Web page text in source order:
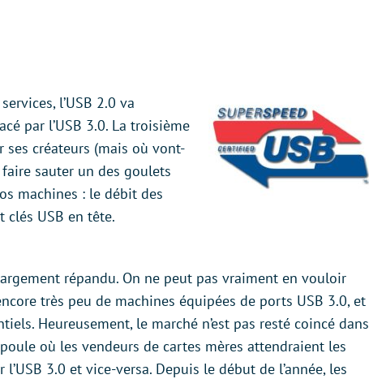
l’USB 2.0 va
par l’USB 3.0. La troisième
ses créateurs (mais où vont-
sauter un des goulets
machines : le débit des
clés USB en tête.
répandu. On ne peut pas vraiment en vouloir
très peu de machines équipées de ports USB 3.0, et
Heureusement, le marché n’est pas resté coincé dans
où les vendeurs de cartes mères attendraient les
3.0 et vice-versa. Depuis le début de l’année, les